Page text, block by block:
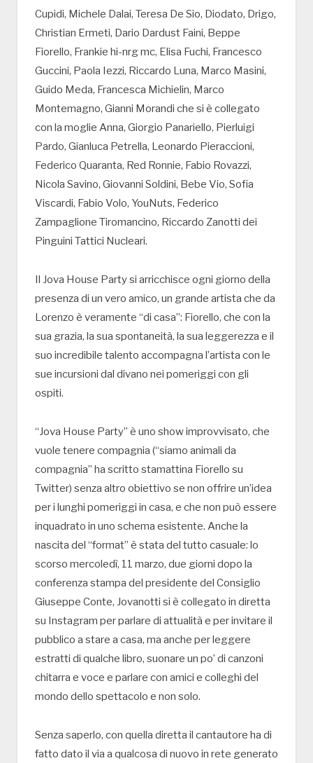
Cupidi, Michele Dalai, Teresa De Sio, Diodato, Drigo,
Christian Ermeti, Dario Dardust Faini, Beppe
Fiorello, Frankie hi-nrg mc, Elisa Fuchi, Francesco
Guccini, Paola Iezzi, Riccardo Luna, Marco Masini,
Guido Meda, Francesca Michielin, Marco
Montemagno, Gianni Morandi che si è collegato
con la moglie Anna, Giorgio Panariello, Pierluigi
Pardo, Gianluca Petrella, Leonardo Pieraccioni,
Federico Quaranta, Red Ronnie, Fabio Rovazzi,
Nicola Savino, Giovanni Soldini, Bebe Vio, Sofia
Viscardi, Fabio Volo, YouNuts, Federico
Zampaglione Tiromancino, Riccardo Zanotti dei
Pinguini Tattici Nucleari.
Il Jova House Party si arricchisce ogni giorno della
presenza di un vero amico, un grande artista che da
Lorenzo è veramente “di casa”: Fiorello, che con la
sua grazia, la sua spontaneità, la sua leggerezza e il
suo incredibile talento accompagna l’artista con le
sue incursioni dal divano nei pomeriggi con gli
ospiti.
“Jova House Party” è uno show improvvisato, che
vuole tenere compagnia (“siamo animali da
compagnia” ha scritto stamattina Fiorello su
Twitter) senza altro obiettivo se non offrire un’idea
per i lunghi pomeriggi in casa, e che non può essere
inquadrato in uno schema esistente. Anche la
nascita del “format” è stata del tutto casuale: lo
scorso mercoledì, 11 marzo, due giorni dopo la
conferenza stampa del presidente del Consiglio
Giuseppe Conte, Jovanotti si è collegato in diretta
su Instagram per parlare di attualità e per invitare il
pubblico a stare a casa, ma anche per leggere
estratti di qualche libro, suonare un po’ di canzoni
chitarra e voce e parlare con amici e colleghi del
mondo dello spettacolo e non solo.
Senza saperlo, con quella diretta il cantautore ha di
fatto dato il via a qualcosa di nuovo in rete generato